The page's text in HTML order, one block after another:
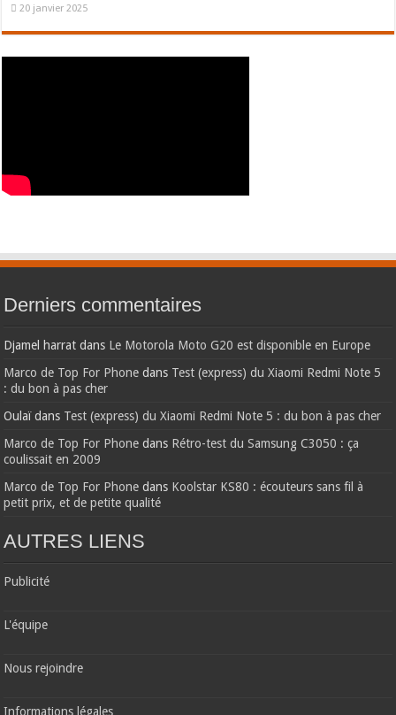
20 janvier 2025
Derniers commentaires
Djamel harrat dans Le Motorola Moto G20 est disponible en Europe
Marco de Top For Phone dans Test (express) du Xiaomi Redmi Note 5
: du bon à pas cher
Oulaïdans Test (express) du Xiaomi Redmi Note 5 : du bon à pas cher
Marco de Top For Phone dans Rétro-test du Samsung C3050 : ça
coulissait en 2009
Marco de Top For Phone dans Koolstar KS80 : écouteurs sans fil à
petit prix, et de petite qualité
AUTRES LIENS
Publicité
L'équipe
Nous rejoindre
Informations légales